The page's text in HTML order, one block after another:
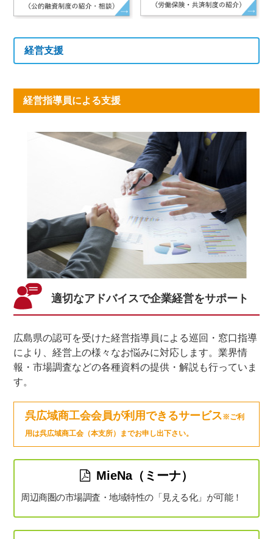
経営支援
経営指導員による支援
適切なアドバイスで企業経営をサポート
広島県の認可を受けた経営指導員による巡回・窓口指導
により、経営上の様々なお悩みに対応します。業界情
報・市場調査などの各種資料の提供・解説も行っていま
す。
呉広域商工会会員が利用できるサービス※ご利
用は呉広域商工会（本支所）までお申し出下さい。
MieNa（ミーナ）
周辺商圏の市場調査・地域特性の「見える化」が可能！